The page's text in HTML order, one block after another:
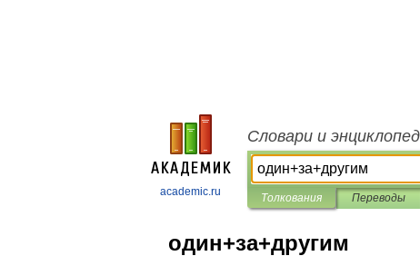
academic.ru
Словари и
Толкования Переводы
один+за+другим